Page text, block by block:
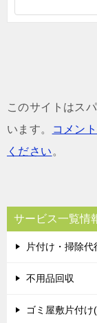
このサイトはス
います。
コメン
ください 。
サービス一覧情
片付け・掃除代
不用品回収
ゴミ屋敷片付け